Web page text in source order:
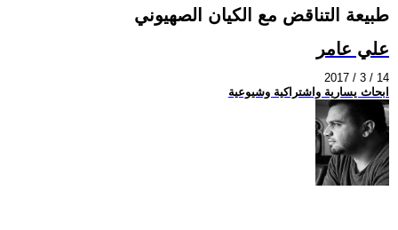
طبيعة التناقض مع الكيان الصهيوني
علي عامر
2017 / 3 / 14
ابحاث يسارية واشتراكية وشيوعية